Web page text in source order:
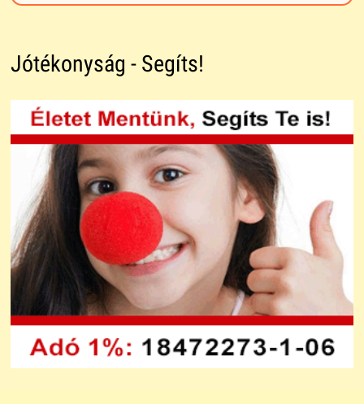
Jótékonyság - Segíts!